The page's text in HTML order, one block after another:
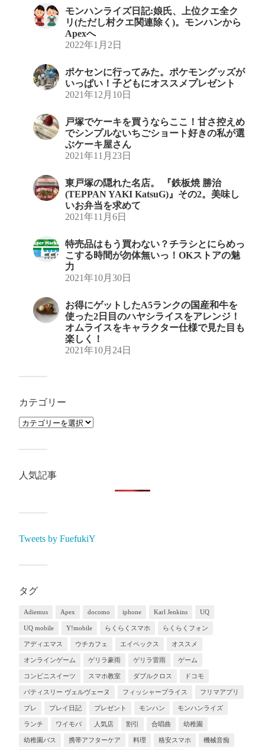
モンハンライズ日記:娘氏、上位クエ全ク
リ(ただし村クエ関連除く)。モンハンから
Apexへ
2022年1月2日
ポケセンに行ってみた。ポケモングッズが
いっぱい！子どもにオススメプレゼント
2021年12月10日
戸塚でケーキを買うならここ！甘さ控えめ
でシンプルないちごショート好きの私が選
ぶケーキ屋さん
2021年11月23日
東戸塚の隠れた名店。 『鉄板焼 勝治
(TEPPAN YAKI KatsuG)』その2。美味し
いお弁当を求めて
2021年11月6日
特売品はもう買わない？チラシとにらめっ
こする時間が勿体無いっ！OKストアの魅
力
2021年10月30日
お得にゲットしたA5ランクの国産和牛を
使った2日目のハヤシライスをアレンジ！
オムライスをキャラクター仕様で見た目も
楽しく！
2021年10月24日
カテゴリー
人気記事
Tweets by FuefukiY
タグ
Adiemus Apex docomo iphone Karl Jenkins UQ
UQ mobile Y!mobile らくらくスマホ らくらくフォン
アディエマス ウチカフェ エイペックス オススメ
オンラインゲーム ゲリラ豪雨 ゲリラ雷雨 ゲーム
コンビニスイーツ スマホ教室 ダブルクロス ドコモ
パティスリー ヴェルヴェーヌ フィッシャープライス フリマアプリ
プレ プレイ日記 プレゼント モンハン モンハンライズ
ランチ ワイモバ 人気店 割引 合唱曲 幼稚園
幼稚園バス 携帯アフターケア 料理 格安スマホ 機械音痴